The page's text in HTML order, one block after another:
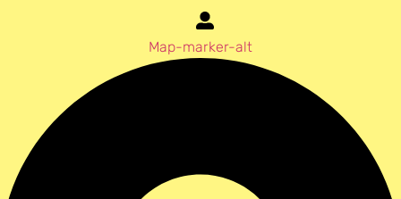
Map-marker-alt